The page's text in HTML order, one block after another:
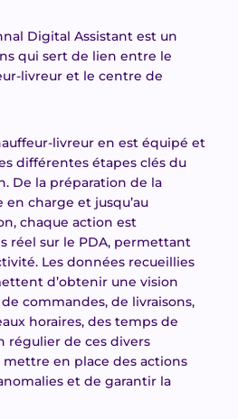
Digital Assistant est un
qui sert de lien entre le
livreur et le centre de
livreur en est équipé et
différentes étapes clés du
De la préparation de la
charge et jusqu’au
chaque action est
réel sur le PDA, permettant
Les données recueillies
d’obtenir une vision
commandes, de livraisons,
horaires, des temps de
régulier de ces divers
en place des actions
et de garantir la